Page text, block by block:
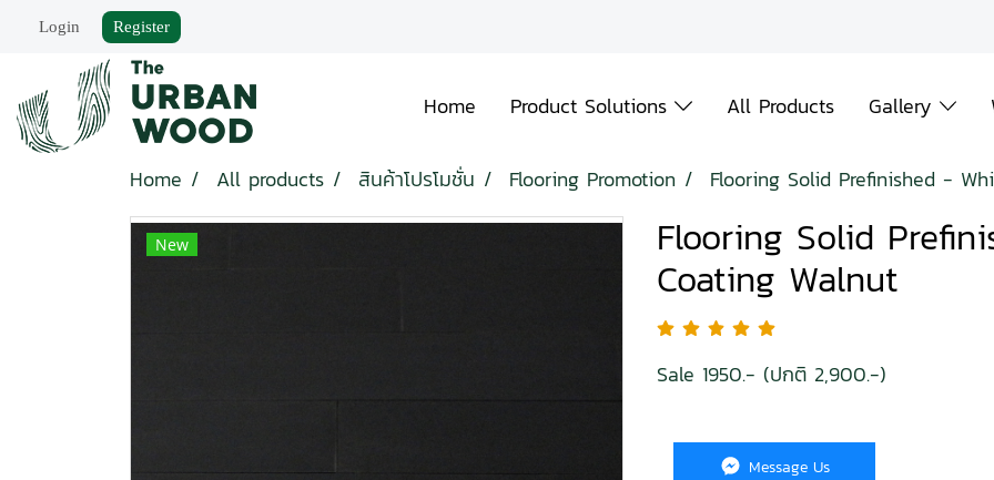
Login Register
Home Product Solutions All Products Gallery
Home All products สินค้าโปรโมชั่น Flooring Promotion Flooring Solid Prefinished -
New Flooring Solid
Coating Walnut
Sale 1950.- (ปกติ 2,900.-)
Message Us